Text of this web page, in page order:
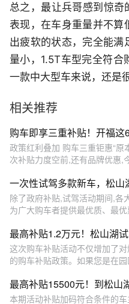
总之，最让兵哥感到惊奇
表现，在车身重量并不算
出疲软的状态，完全能满
量小，1.5T车型完全符合
一款中大型车来说，还是
相关推荐
购车即享三重补贴！开福这
政策红利叠加 购车三重钜惠“
次补贴力度空前,还有品牌优惠,
一次性试驾多款新车，松山
除了政府补贴,试驾活动期间,各
为广大购车者提供最优质、最
最高补贴1.2万元！松山湖
这次购车补贴活动不仅增加了
的购车补贴政策。如果您是在
最高补贴15500元！到松山
本期活动补贴加码符合条件的